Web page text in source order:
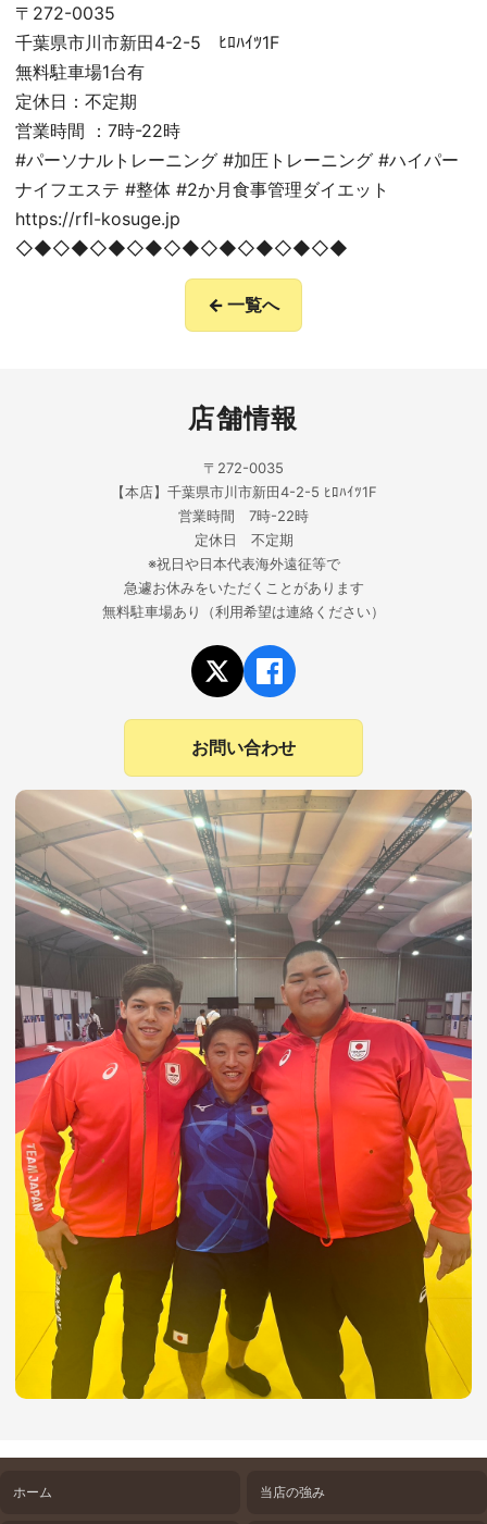
〒272-0035
千葉県市川市新田4-2-5 ﾋﾛﾊｲﾂ1F
無料駐車場1台有
定休日：不定期
営業時間 ：7時-22時
#パーソナルトレーニング #加圧トレーニング #ハイパー
ナイフエステ #整体 #2か月食事管理ダイエット
https://rfl-kosuge.jp
◇◆◇◆◇◆◇◆◇◆◇◆◇◆◇◆◇◆
← 一覧へ
店舗情報
〒272-0035
【本店】千葉県市川市新田4-2-5 ﾋﾛﾊｲﾂ1F
営業時間 7時-22時
定休日 不定期
※祝日や日本代表海外遠征等で
急遽お休みをいただくことがあります
無料駐車場あり（利用希望は連絡ください）
お問い合わせ
ホーム 当店の強み